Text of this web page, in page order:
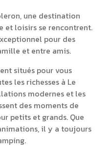
une destination
et loisirs se rencontrent.
pour des
et entre amis.
situés pour vous
les richesses à Le
modernes et les
des moments de
petits et grands. Que
il y a toujours